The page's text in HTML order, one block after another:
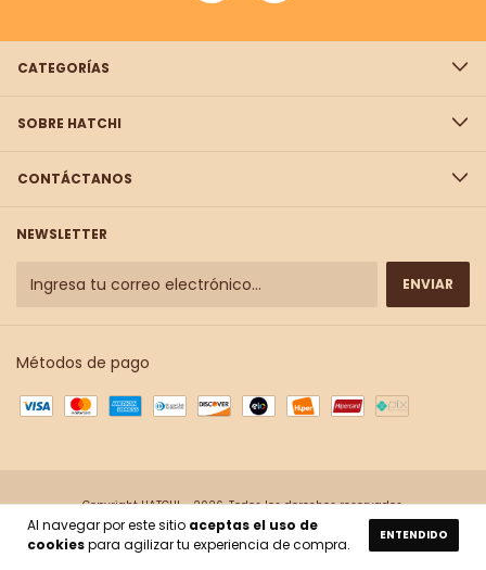
Al navegar por este sitio aceptas el uso de
cookiespara agilizar tu experiencia de compra.
ENTENDIDO
CATEGORÍAS
SOBRE HATCHI
CONTÁCTANOS
NEWSLETTER
Métodos de pago
Copyright HATCHI - 2026. Todos los derechos reservados.